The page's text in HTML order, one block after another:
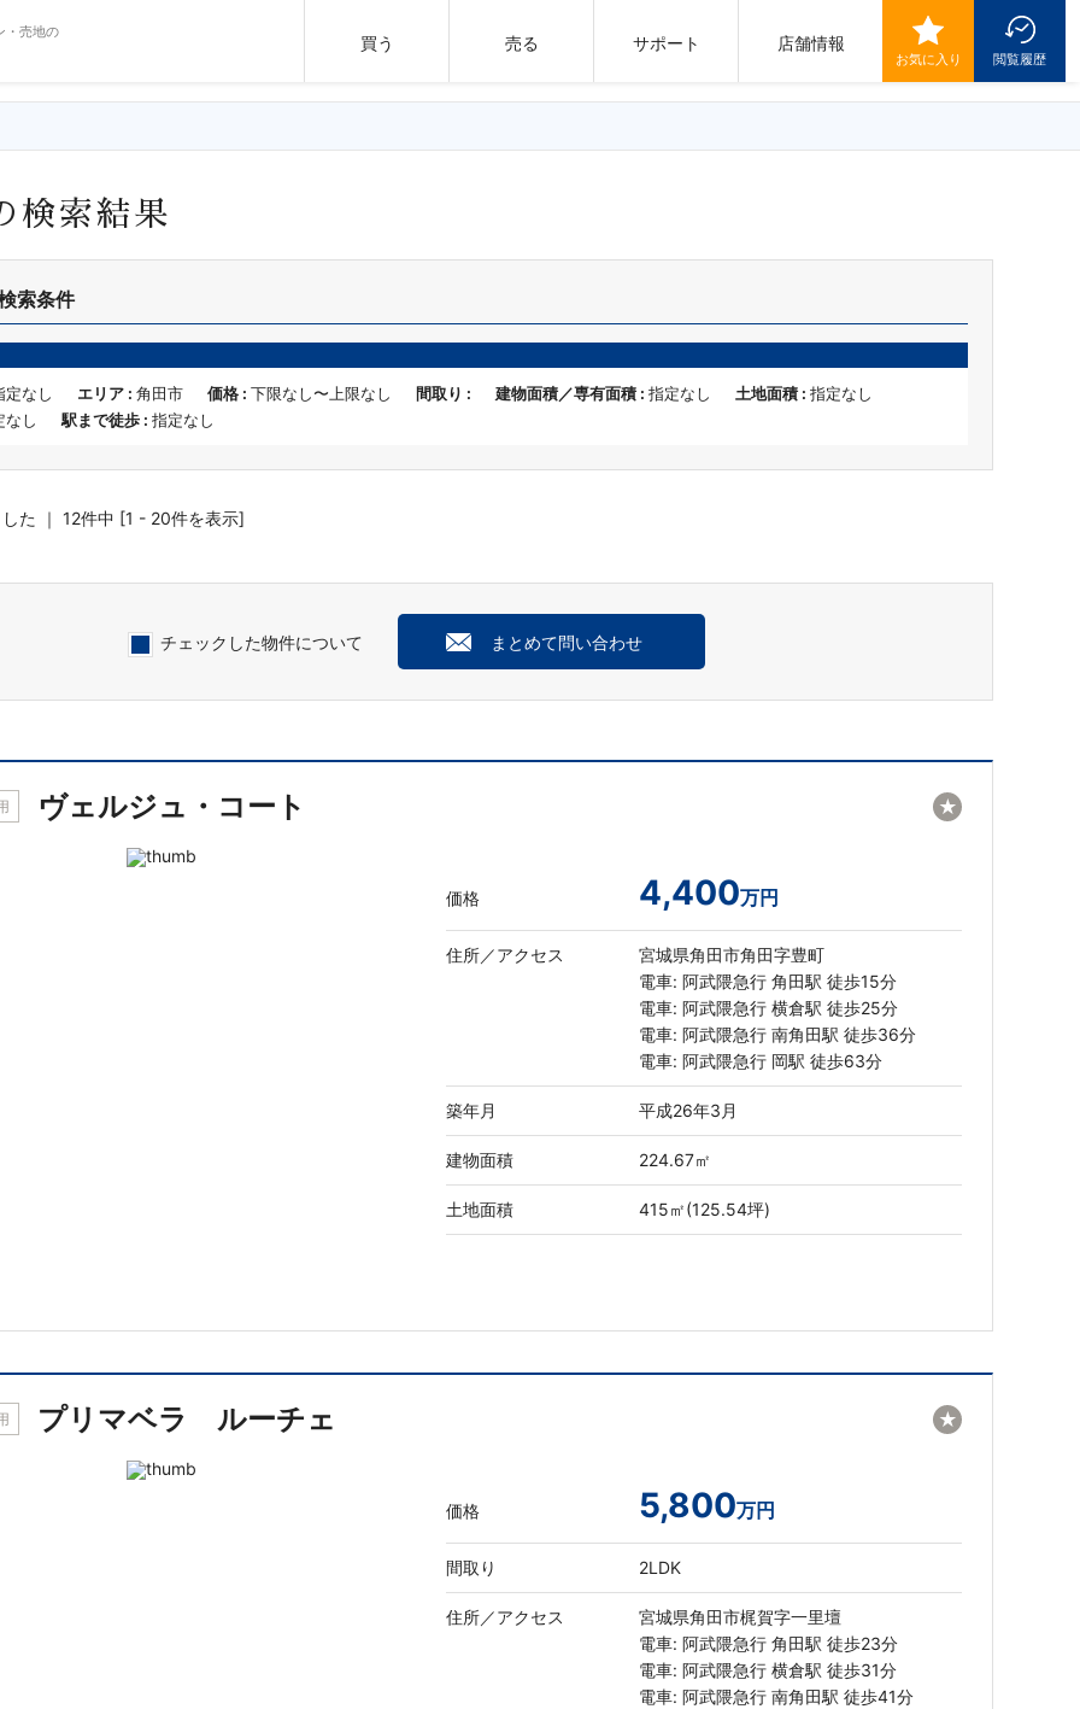
・売地の
買う 売る サポート 店舗情報
お気に入り 閲覧履歴
検索結果
索条件
定なし エリア : 角田市 価格 : 下限なし〜上限なし 間取り : 建物面積／専有面積 : 指定なし 土地面積 : 指定なし
なし
駅まで徒歩 : 指定なし
た ｜ 12件中 [1 - 20件を表示]
チェックした物件について まとめて問い合わせ
ヴェルジュ・コート
価格 4,400万円
住所／アクセス
宮城県角田市角田字豊町
電車: 阿武隈急行 角田駅 徒歩15分
電車: 阿武隈急行 横倉駅 徒歩25分
電車: 阿武隈急行 南角田駅 徒歩36分
電車: 阿武隈急行 岡駅 徒歩63分
築年月 平成26年3月
建物面積 224.67㎡
土地面積 415㎡(125.54坪)
★
プリマベラ ルーチェ
価格 5,800万円
間取り 2LDK
住所／アクセス
宮城県角田市梶賀字一里壇
電車: 阿武隈急行 角田駅 徒歩23分
電車: 阿武隈急行 横倉駅 徒歩31分
電車: 阿武隈急行 南角田駅 徒歩41分
★